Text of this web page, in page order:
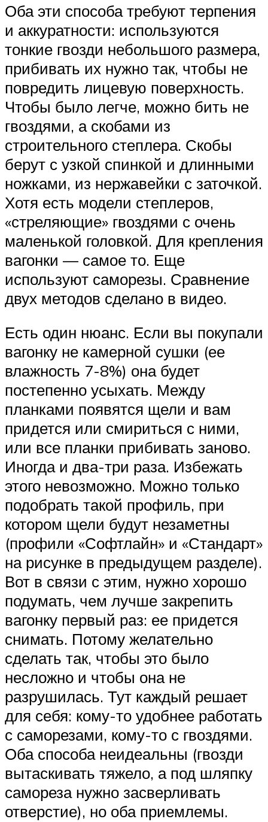
Оба эти способа требуют терпения
и аккуратности: используются
тонкие гвозди небольшого размера,
прибивать их нужно так, чтобы не
повредить лицевую поверхность.
Чтобы было легче, можно бить не
гвоздями, а скобами из
строительного степлера. Скобы
берут с узкой спинкой и длинными
ножками, из нержавейки с заточкой.
Хотя есть модели степлеров,
«стреляющие» гвоздями с очень
маленькой головкой. Для крепления
вагонки — самое то. Еще
используют саморезы. Сравнение
двух методов сделано в видео.
Есть один нюанс. Если вы покупали
вагонку не камерной сушки (ее
влажность 7-8%) она будет
постепенно усыхать. Между
планками появятся щели и вам
придется или смириться с ними,
или все планки прибивать заново.
Иногда и два-три раза. Избежать
этого невозможно. Можно только
подобрать такой профиль, при
котором щели будут незаметны
(профили «Софтлайн» и «Стандарт»
на рисунке в предыдущем разделе).
Вот в связи с этим, нужно хорошо
подумать, чем лучше закрепить
вагонку первый раз: ее придется
снимать. Потому желательно
сделать так, чтобы это было
несложно и чтобы она не
разрушилась. Тут каждый решает
для себя: кому-то удобнее работать
с саморезами, кому-то с гвоздями.
Оба способа неидеальны (гвозди
вытаскивать тяжело, а под шляпку
самореза нужно засверливать
отверстие), но оба приемлемы.